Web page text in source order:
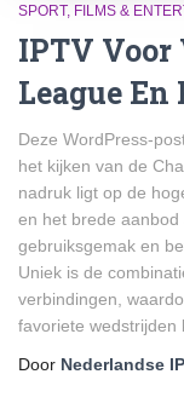
SPORT, FILMS &
IPTV Voor
League En
Deze WordPress-
het kijken van de
nadruk ligt op de
en het brede aanbod
gebruiksgemak en
Uniek is de
verbindingen,
favoriete wedstrijden
Door Nederlandse